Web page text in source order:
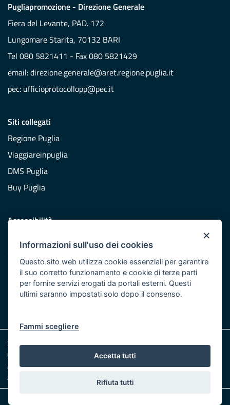
×
Informazioni sull'uso dei cookies
Questo sito web utilizza cookie essenziali per garantire
il suo corretto funzionamento e cookie di terze parti
per fornire servizi erogati da portali esterni. Questi
ultimi saranno impostati solo dopo il consenso.
Fammi scegliere
Accetta tutti
Rifiuta tutti
Pugliapromozione - Direzione Generale
Fiera del Levante, PAD. 172
Lungomare Starita, 70132 BARI
Tel 080 5821411 - Fax 080 5821429
email:direzione.generale@aret.regione.puglia.it
pec: ufficioprotocollopp@pec.it
Siti collegati
Regione Puglia
Viaggiareinpuglia
DMS Puglia
Buy Puglia
Accessibilità
Redazione
Responsabili pubblicazione
Note legali
Cookie e Privacy
Amministrazione trasparente
Albo pretorio